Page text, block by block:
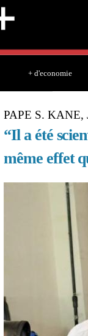
+ d'economie
PAPE S.
“Il a été
même effet